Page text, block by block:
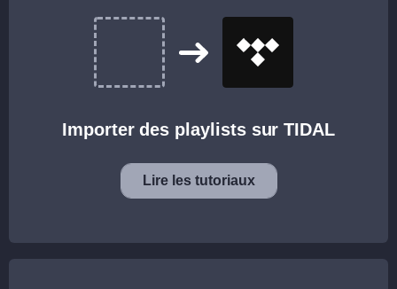
Importer des playlists sur TIDAL
Lire les tutoriaux